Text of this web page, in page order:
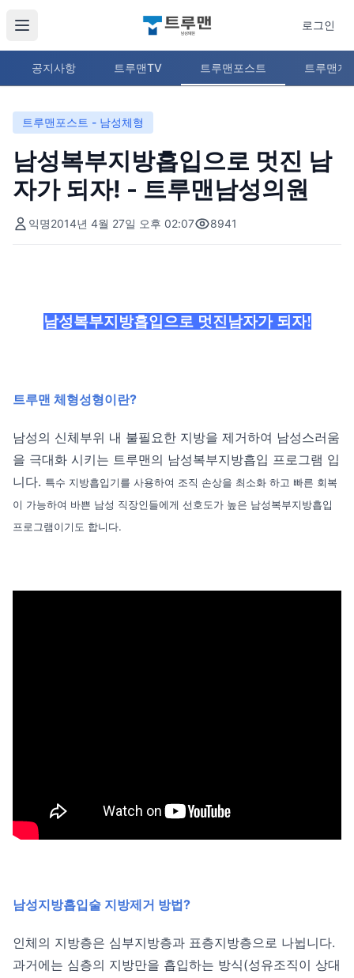
로그인
공지사항 트루맨TV 트루맨포스트 트루맨지
트루맨포스트 - 남성체형
남성복부지방흡입으로 멋진 남
자가 되자! - 트루맨남성의원
익명2014년 4월 27일 오후 02:07 8941
남성복부지방흡입으로 멋진남자가 되자!
트루맨 체형성형이란?
남성의 신체부위 내 불필요한 지방을 제거하여 남성스러움
을 극대화 시키는 트루맨의 남성복부지방흡입 프로그램 입
니다. 특수 지방흡입기를 사용하여 조직 손상을 최소화 하고 빠른 회복
이 가능하여 바쁜 남성 직장인들에게 선호도가 높은 남성복부지방흡입
프로그램이기도 합니다.
남성지방흡입술 지방제거 방법?
인체의 지방층은 심부지방층과 표층지방층으로 나뉩니다.
과거에는 심층의 지방만을 흡입하는 방식(성유조직이 상대